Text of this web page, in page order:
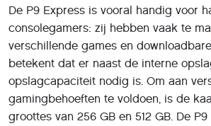
De P9 Express is vooral handig voor
consolegamers: zij hebben vaak te
verschillende games en
betekent dat er naast de interne
opslagcapaciteit nodig is. Om aan
gamingbehoeften te voldoen, is de
groottes van 256 GB en 512 GB. De